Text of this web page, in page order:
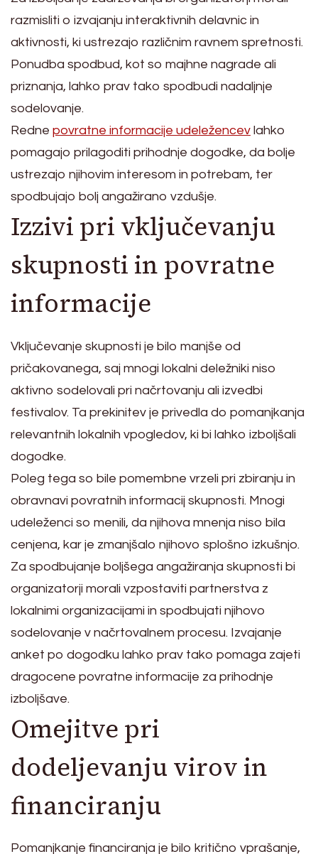
razmisliti o izvajanju interaktivnih delavnic in
aktivnosti, ki ustrezajo različnim ravnem spretnosti.
Ponudba spodbud, kot so majhne nagrade ali
priznanja, lahko prav tako spodbudi nadaljnje
sodelovanje.
Redne povratne informacije udeležencev lahko
pomagajo prilagoditi prihodnje dogodke, da bolje
ustrezajo njihovim interesom in potrebam, ter
spodbujajo bolj angažirano vzdušje.
Izzivi pri vključevanju
skupnosti in povratne
informacije
Vključevanje skupnosti je bilo manjše od
pričakovanega, saj mnogi lokalni deležniki niso
aktivno sodelovali pri načrtovanju ali izvedbi
festivalov. Ta prekinitev je privedla do pomanjkanja
relevantnih lokalnih vpogledov, ki bi lahko izboljšali
dogodke.
Poleg tega so bile pomembne vrzeli pri zbiranju in
obravnavi povratnih informacij skupnosti. Mnogi
udeleženci so menili, da njihova mnenja niso bila
cenjena, kar je zmanjšalo njihovo splošno izkušnjo.
Za spodbujanje boljšega angažiranja skupnosti bi
organizatorji morali vzpostaviti partnerstva z
lokalnimi organizacijami in spodbujati njihovo
sodelovanje v načrtovalnem procesu. Izvajanje
anket po dogodku lahko prav tako pomaga zajeti
dragocene povratne informacije za prihodnje
izboljšave.
Omejitve pri
dodeljevanju virov in
financiranju
Pomanjkanje financiranja je bilo kritično vprašanje,